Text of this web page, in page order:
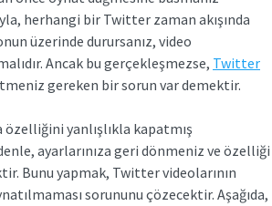
herhangi bir Twitter zaman akışında
üzerinde durursanız, video
Ancak bu gerçekleşmezse, Twitter
gereken bir sorun var demektir.
yanlışlıkla kapatmış
ayarlarınıza geri dönmeniz ve özelliği
Bunu yapmak, Twitter videolarının
sorununu çözecektir. Aşağıda,